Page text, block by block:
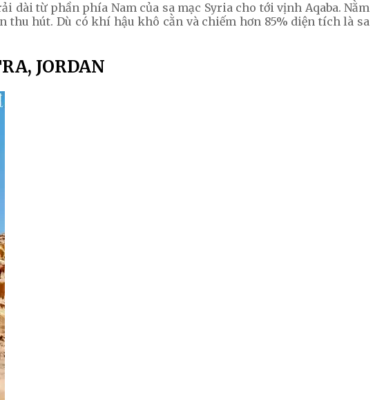
dài từ phần phía Nam của sa mạc Syria cho tới vịnh Aqaba. Nằm
thu hút. Dù có khí hậu khô cằn và chiếm hơn 85% diện tích là sa
JORDAN